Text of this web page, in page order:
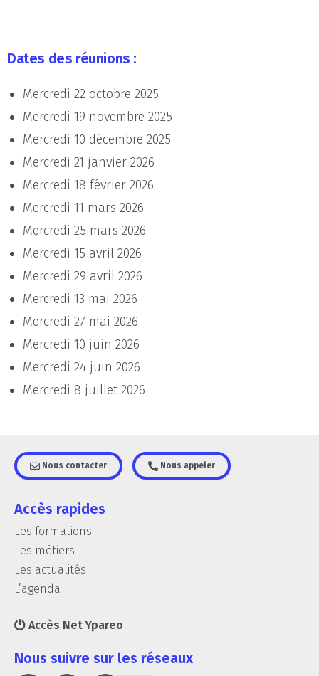
Dates des réunions :
Mercredi 22 octobre 2025
Mercredi 19 novembre 2025
Mercredi 10 décembre 2025
Mercredi 21 janvier 2026
Mercredi 18 février 2026
Mercredi 11 mars 2026
Mercredi 25 mars 2026
Mercredi 15 avril 2026
Mercredi 29 avril 2026
Mercredi 13 mai 2026
Mercredi 27 mai 2026
Mercredi 10 juin 2026
Mercredi 24 juin 2026
Mercredi 8 juillet 2026
Nous contacter Nous appeler
Accès rapides
Les formations
Les métiers
Les actualités
L’agenda
Accès Net Ypareo
Nous suivre sur les réseaux